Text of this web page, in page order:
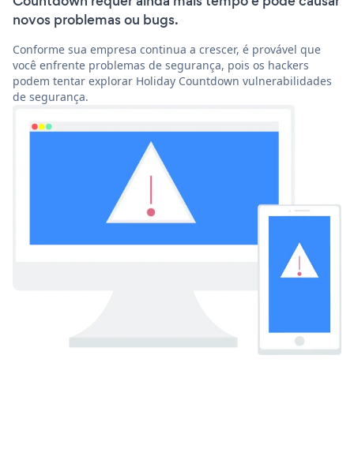
novos problemas ou bugs.
Conforme sua empresa continua a crescer, é provável que
você enfrente problemas de segurança, pois os hackers
podem tentar explorar Holiday Countdown vulnerabilidades
de segurança.